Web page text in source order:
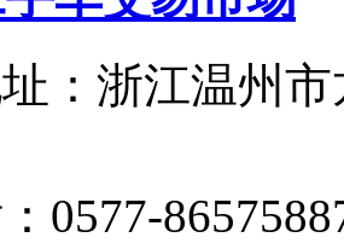
：浙江温州
0577-